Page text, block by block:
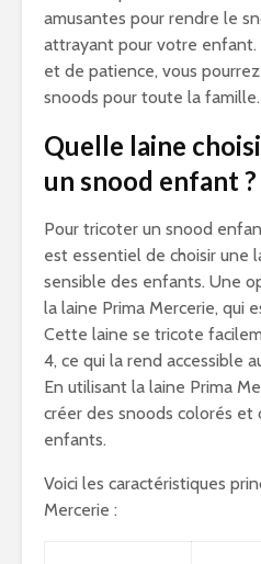
amusantes pour rendre le
attrayant pour votre enfant.
et de patience, vous
snoods pour toute la famille.
Quelle laine
un snood enfant ?
Pour tricoter un snood
est essentiel de choisir une
sensible des enfants. Une
la laine Prima Mercerie, qui
Cette laine se tricote
4, ce qui la rend accessible
En utilisant la laine Prima
créer des snoods colorés et
enfants.
Voici les caractéristiques
Mercerie :